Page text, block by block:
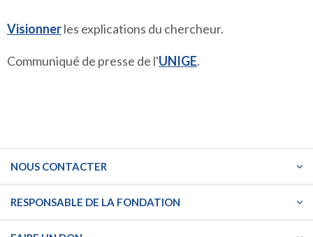
Visionnerles explications du chercheur.
Communiqué de presse de l'UNIGE.
NOUS CONTACTER
RESPONSABLE DE LA FONDATION